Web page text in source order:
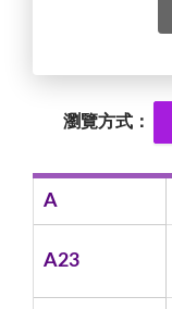
瀏覽方式：
A
A23